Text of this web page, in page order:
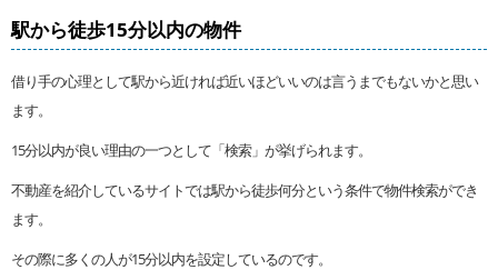
駅から徒歩15分以内の物件
借り手の心理として駅から近ければ近いほどいいのは言うまでもないかと思い
ます。
15分以内が良い理由の一つとして「検索」が挙げられます。
不動産を紹介しているサイトでは駅から徒歩何分という条件で物件検索ができ
ます。
その際に多くの人が15分以内を設定しているのです。